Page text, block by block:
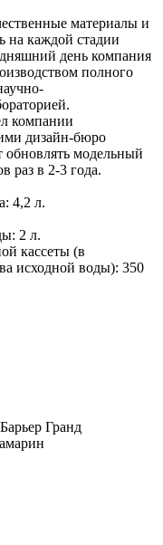
материалы и
на каждой стадии
день компания
полного
компании
дизайн-бюро
обновлять модельный
раз в 2-3 года.
4,2 л.
2 л.
кассеты (в
исходной воды): 350
Гранд